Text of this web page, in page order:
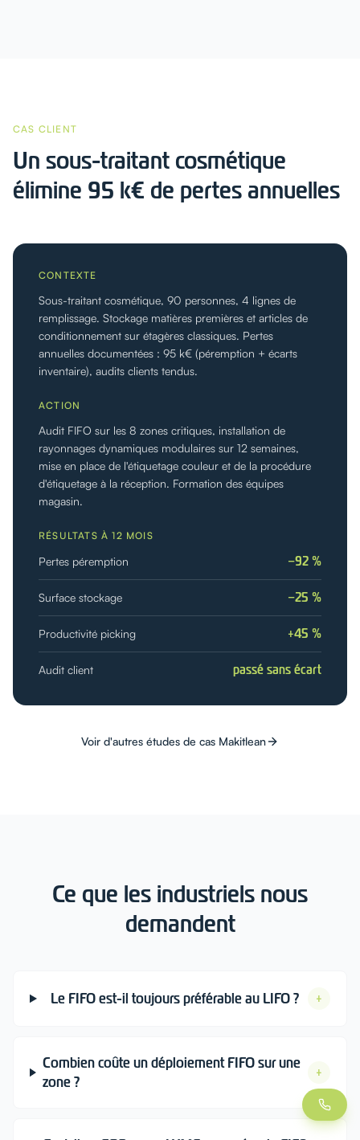
CAS CLIENT
Un sous-traitant cosmétique
élimine 95 k€ de pertes annuelles
CONTEXTE
Sous-traitant cosmétique, 90 personnes, 4 lignes de
remplissage. Stockage matières premières et articles de
conditionnement sur étagères classiques. Pertes
annuelles documentées : 95 k€ (péremption + écarts
inventaire), audits clients tendus.
ACTION
Audit FIFO sur les 8 zones critiques, installation de
rayonnages dynamiques modulaires sur 12 semaines,
mise en place de l'étiquetage couleur et de la procédure
d'étiquetage à la réception. Formation des équipes
magasin.
RÉSULTATS À 12 MOIS
Pertes péremption −92 %
Surface stockage −25 %
Productivité picking +45 %
Audit client passé sans écart
Voir d'autres études de cas Makitlean
Ce que les industriels nous
demandent
Le FIFO est-il toujours préférable au LIFO ? +
Combien coûte un déploiement FIFO sur une
zone ?
+